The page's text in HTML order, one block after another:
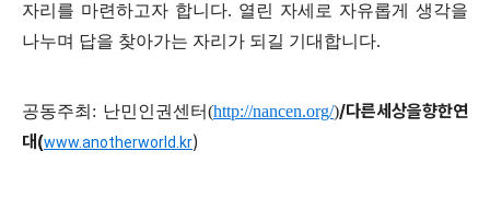
자리를 마련하고자 합니다. 열린 자세로 자유롭게 생각을
나누며 답을 찾아가는 자리가 되길 기대합니다.
공동주최 : 난민인권센터(http://nancen.org/)/다른세상을향한연
대(www.anotherworld.kr)